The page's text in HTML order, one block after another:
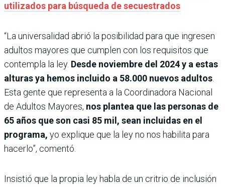
utilizados para búsqueda de secuestrados
“La universalidad abrió la posibilidad para que ingresen
adultos mayores que cumplen con los requisitos que
contempla la ley. Desde noviembre del 2024 y a estas
alturas ya hemos incluido a 58.000 nuevos adultos.
Esta gente que representa a la Coordinadora Nacional
de Adultos Mayores, nos plantea que las personas de
65 años que son casi 85 mil, sean incluidas en el
programa, yo explique que la ley no nos habilita para
hacerlo”, comentó.
Insistió que la propia ley habla de un critrio de inclusión